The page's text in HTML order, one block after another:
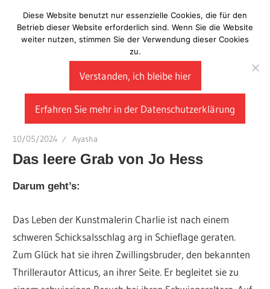
Inhalt
springen
Laberladen
10/05/2024 Ayasha
Das leere Grab von Jo Hess
Darum geht’s:
Das Leben der Kunstmalerin Charlie ist nach einem
schweren Schicksalsschlag arg in Schieflage geraten.
Zum Glück hat sie ihren Zwillingsbruder, den bekannten
Thrillerautor Atticus, an ihrer Seite. Er begleitet sie zu
Diese Website benutzt nur essenzielle Cookies, die für den
Betrieb dieser Website erforderlich sind. Wenn Sie die Website
weiter nutzen, stimmen Sie der Verwendung dieser Cookies
zu.
Verstanden, ich bleibe hier
Erfahren Sie mehr in der Datenschutzerklärung